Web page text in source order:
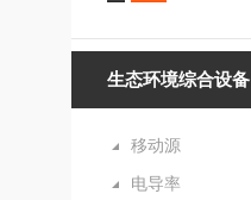
生态环境综合设备
移动源
电导率